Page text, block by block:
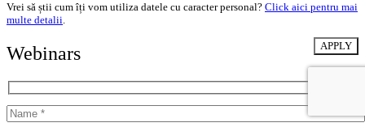
Vrei să știi cum îți vom utiliza datele cu caracter personal? Click aici pentru mai
multe detalii.
Webinars